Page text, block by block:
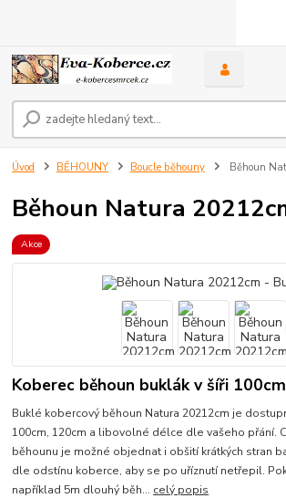
Úvod BĚHOUNY Boucle běhouny Běhoun
Běhoun Natura
Akce
Koberec běhoun buklák v šíři 100cm
Buklé kobercový běhoun Natura 20212cm je
100cm, 120cm a libovolné délce dle vašeho přání.
běhounu je možné objednat i obšití krátkých stran
dle odstínu koberce, aby se po uříznutí netřepil.
například 5m dlouhý běh... celý popis